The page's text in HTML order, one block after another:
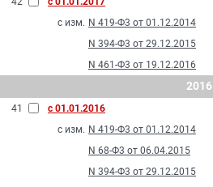
с изм. N 419-Ф3 от 01.12.2014
N 394-Ф3 от 29.12.2015
N 461-Ф3 от 19.12.2016
2016
41
с 01.01.2016
с изм. N 419-Ф3 от 01.12.2014
N 68-Ф3 от 06.04.2015
N 394-Ф3 от 29.12.2015